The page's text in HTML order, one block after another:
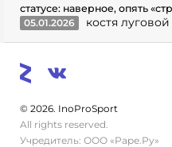
статусе: наверное, опять
05.01.2026
костя луговой
© 2026. InoProSport
All rights reserved.
Учредитель: ООО «Раре.Ру»